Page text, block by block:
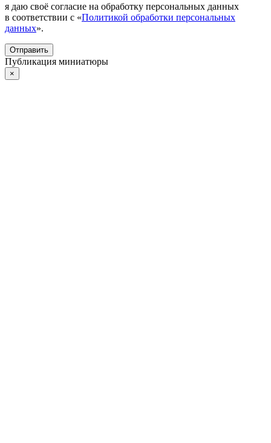
я даю своё согласие на обработку персональных данных
в соответствии с «Политикой обработки персональных
данных».
Отправить
Публикация миниатюры
×